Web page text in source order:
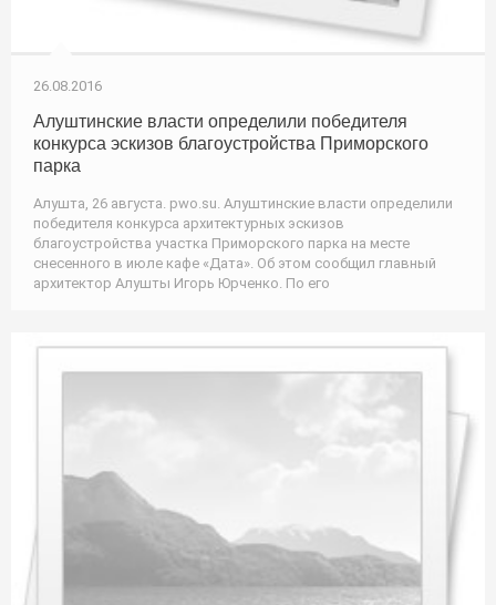
26.08.2016
Алуштинские власти определили победителя
конкурса эскизов благоустройства Приморского
парка
Алушта, 26 августа. pwo.su. Алуштинские власти определили
победителя конкурса архитектурных эскизов
благоустройства участка Приморского парка на месте
снесенного в июле кафе «Дата». Об этом сообщил главный
архитектор Алушты Игорь Юрченко. По его